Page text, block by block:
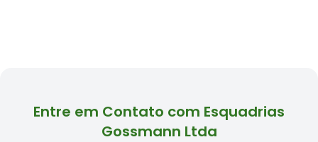
Entre em Contato com Esquadrias
Gossmann Ltda